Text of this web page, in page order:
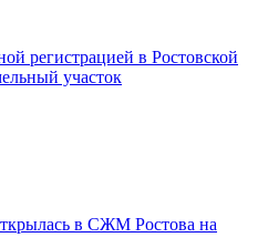
регистрацией в Ростовской
участок
в СЖМ Ростова на